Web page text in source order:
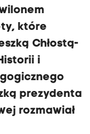
które
Chłostą-
i
prezydenta
rozmawiał